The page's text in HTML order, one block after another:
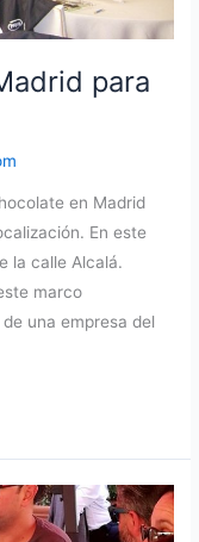
para
en Madrid
En este
la calle Alcalá.
marco
una empresa del